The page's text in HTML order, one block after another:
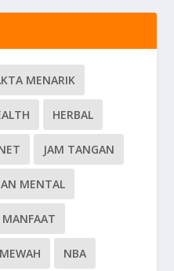
MENARIK
HERBAL
JAM TANGAN
MENTAL
MANFAAT
NBA